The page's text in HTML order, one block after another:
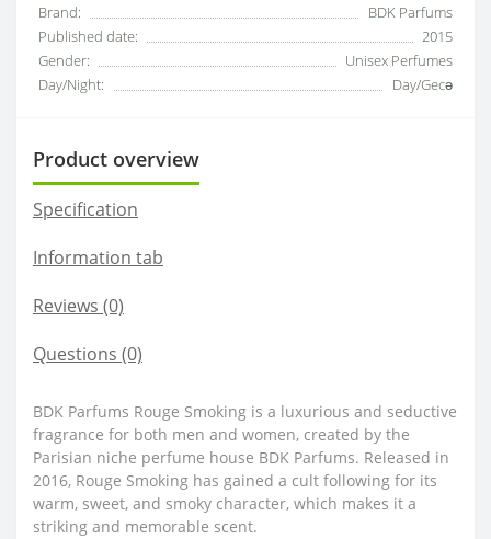
Brand:
BDK Parfums
Published date:
2015
Gender:
Unisex Perfumes
Day/Night:
Day/Gecə
Product overview
Specification
Information tab
Reviews (0)
Questions (0)
BDK Parfums Rouge Smoking is a luxurious and seductive
fragrance for both men and women, created by the
Parisian niche perfume house BDK Parfums. Released in
2016, Rouge Smoking has gained a cult following for its
warm, sweet, and smoky character, which makes it a
striking and memorable scent.